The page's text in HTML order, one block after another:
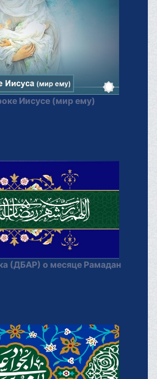
Иисусе (мир ему)
(ДБАР) о месяце Рамадан